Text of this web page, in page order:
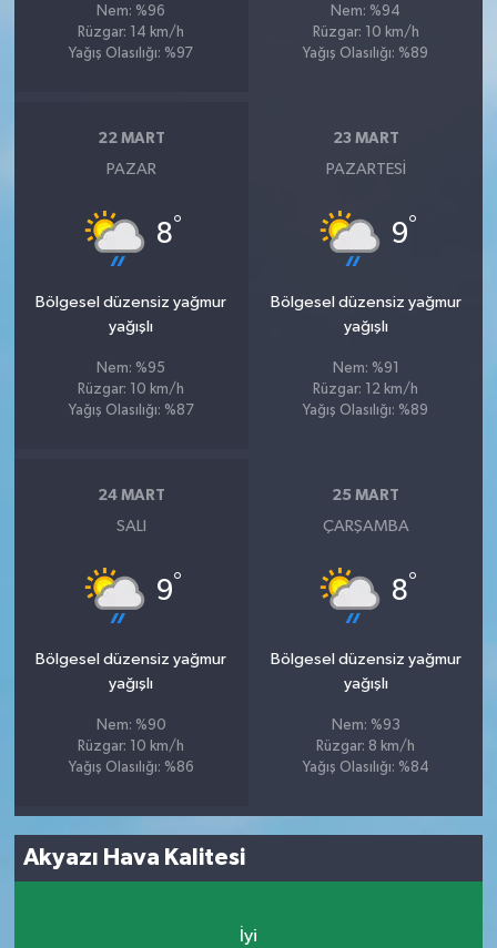
Nem: %96
Rüzgar: 14 km/h
Yağış Olasılığı: %97
Nem: %94
Rüzgar: 10 km/h
Yağış Olasılığı: %89
22 MART
PAZAR
8°
Bölgesel düzensiz yağmur
yağışlı
Nem: %95
Rüzgar: 10 km/h
Yağış Olasılığı: %87
23 MART
PAZARTESI
9°
Bölgesel düzensiz yağmur
yağışlı
Nem: %91
Rüzgar: 12 km/h
Yağış Olasılığı: %89
24 MART
SALI
9°
Bölgesel düzensiz yağmur
yağışlı
Nem: %90
Rüzgar: 10 km/h
Yağış Olasılığı: %86
25 MART
ÇARŞAMBA
8°
Bölgesel düzensiz yağmur
yağışlı
Nem: %93
Rüzgar: 8 km/h
Yağış Olasılığı: %84
Akyazı Hava Kalitesi
İyi